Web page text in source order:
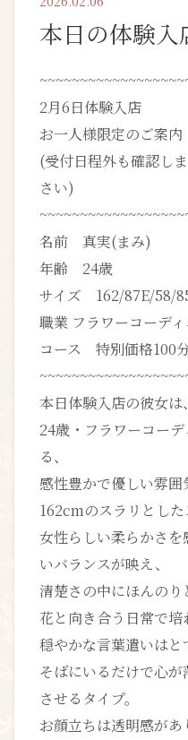
本日の体験入
2月6日体験入店
お一人様限定のご案内
(受付日程外も確認し
さい)
名前 真実(まみ)
年齢 24歳
サイズ 162/87E/58/
職業 フラワーコーデ
コース 特別価格100
本日体験入店の彼女は、
24歳・フラワーコー
る、
感性豊かで優しい雰囲
162cmのスラリとした
女性らしい柔らかさ
いバランスが映え、
清楚さの中にほんのり
花と向き合う日常で
穏やかな言葉遣いはと
そばにいるだけで心
させるタイプ。
お顔立ちは透明感があ